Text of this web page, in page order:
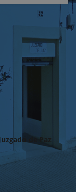
de Paz